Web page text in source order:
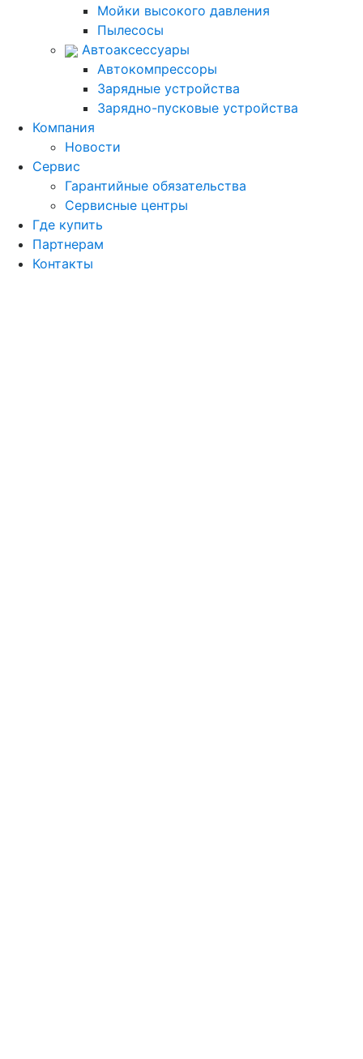
Мойки высокого давления
Пылесосы
Автоаксессуары
Автокомпрессоры
Зарядные устройства
Зарядно-пусковые устройства
Компания
Новости
Сервис
Гарантийные обязательства
Сервисные центры
Где купить
Партнерам
Контакты